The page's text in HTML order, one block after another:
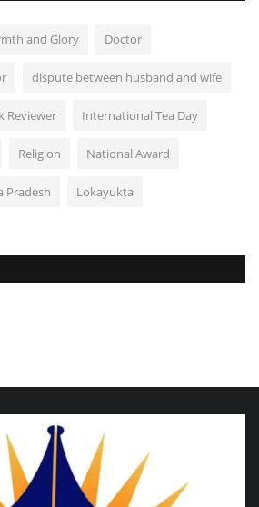
and Glory Doctor
dispute between husband and wife
Reviewer International Tea Day
Religion National Award
Pradesh Lokayukta